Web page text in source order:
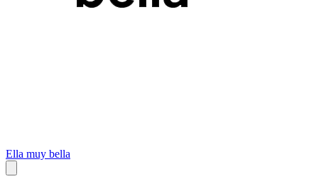
Ella muy bella